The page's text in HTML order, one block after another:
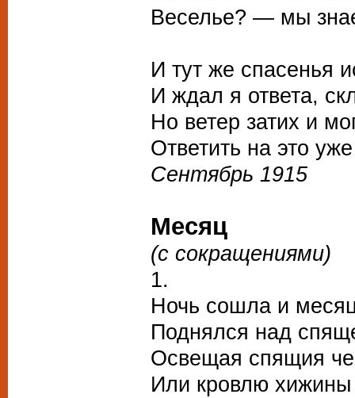
Веселье? — мы
И тут же спасенья
И ждал я ответа,
Но ветер затих и
Ответить на это
Сентябрь 1915
Месяц
(с сокращениями)
1.
Ночь сошла и
Поднялся над
Освещая спящия
Или кровлю хижины